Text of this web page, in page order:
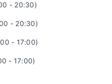
- 20:30)
- 20:30)
- 17:00)
- 17:00)